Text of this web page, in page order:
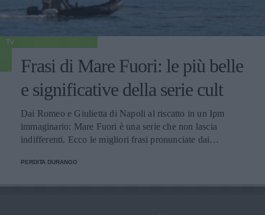
TV
Frasi di Mare Fuori: le più belle
e significative della serie cult
Dai Romeo e Giulietta di Napoli al riscatto in un Ipm
immaginario: Mare Fuori è una serie che non lascia
indifferenti. Ecco le migliori frasi pronunciate dai
PERDITA DURANGO